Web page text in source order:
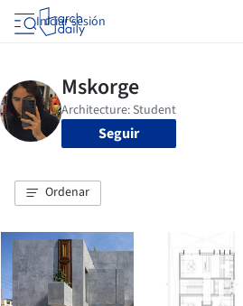
Iniciar sesión
Seguir
Ordenar